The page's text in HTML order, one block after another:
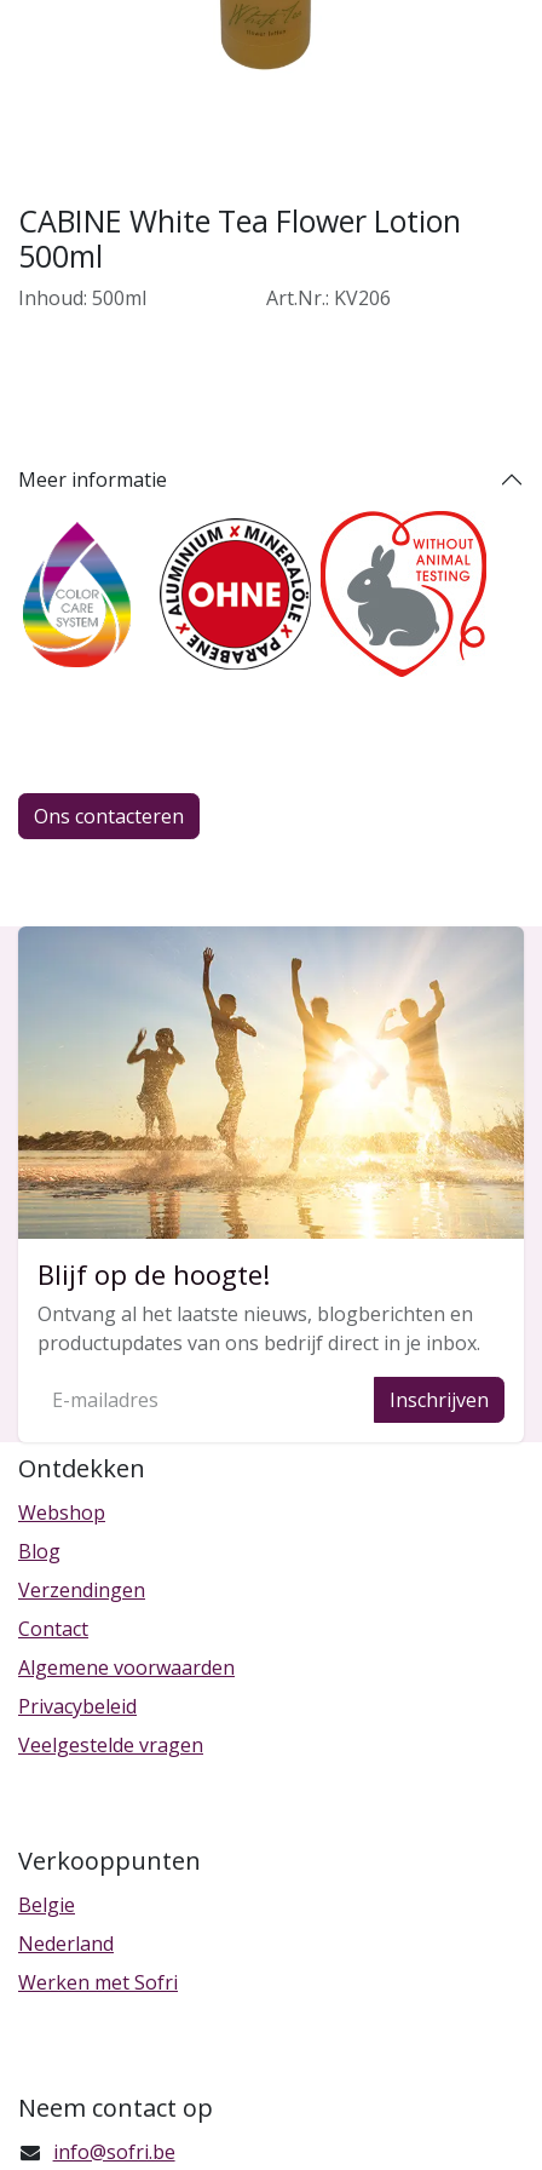
CABINE White Tea Flower Lotion
500ml
Inhoud: 500ml ​Art.Nr.: KV206
Meer informatie
Ons contacteren
Blijf op de hoogte!
Ontvang al het laatste nieuws, blogberichten en
productupdates van ons bedrijf direct in je inbox.
Inschrijven
Ontdekken
Webshop
Blog
Verzendingen
Contact
Algemene voorwaarden
Privacybeleid
Veelgestelde vragen
Verkooppunten
Belgie
Nederland
Werken met Sofri
Neem contact op
info@sofri.be